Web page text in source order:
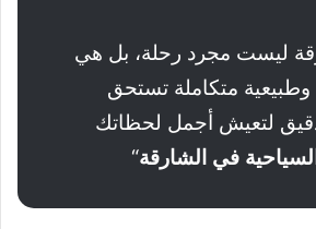
ليست مجرد رحلة، بل هي
وطبيعية متكاملة تستحق
لتعيش أجمل لحظاتك
السياحية في الشارقة“